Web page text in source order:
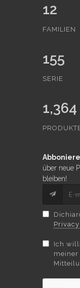
12
FAMILIEN
155
SERIE
1,364
über neue
bleiben!
Ich